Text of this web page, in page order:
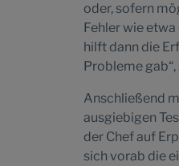
oder, sofern
Fehler wie
hilft dann die
Probleme
Anschließend
ausgiebigen
der Chef auf
sich vorab die